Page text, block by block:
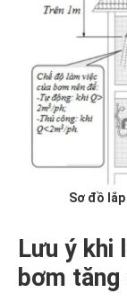
Sơ đồ
Lưu ý khi
bơm tăng